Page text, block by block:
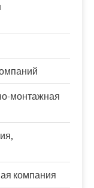
монтажная
компания